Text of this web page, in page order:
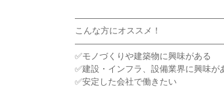
こんな方にオススメ！
✅モノづくりや建築物に興味がある
✅建設・インフラ、設備業界に興味が
✅安定した会社で働きたい